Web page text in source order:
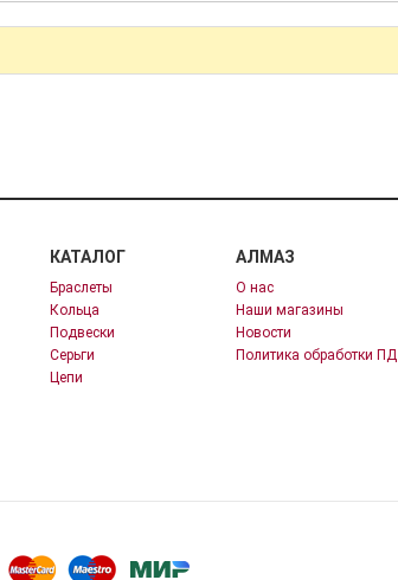
КАТАЛОГ
Браслеты
Кольца
Подвески
Серьги
Цепи
АЛМАЗ
О нас
Наши магазины
Новости
Политика обработки ПД